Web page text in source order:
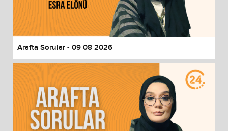
End of dialog window.
Arafta Sorular - 09 08 2026